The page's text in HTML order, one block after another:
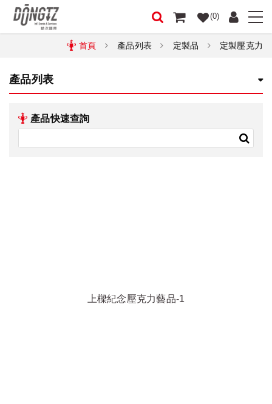
(0)
首頁 產品列表 定製品 定製壓克力
產品列表
產品快速查詢